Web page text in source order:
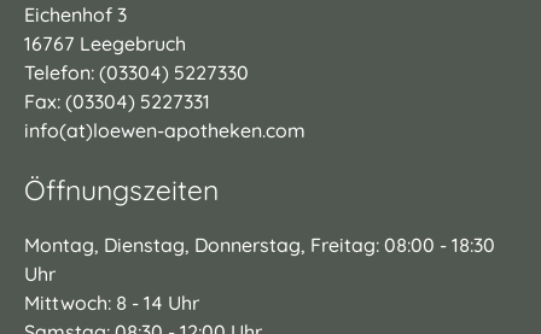
Eichenhof 3
16767 Leegebruch
Telefon: (03304) 5227330
Fax: (03304) 5227331
info(at)loewen-apotheken.com
Öffnungszeiten
Montag, Dienstag, Donnerstag, Freitag: 08:00 - 18:30
Uhr
Mittwoch: 8 - 14 Uhr